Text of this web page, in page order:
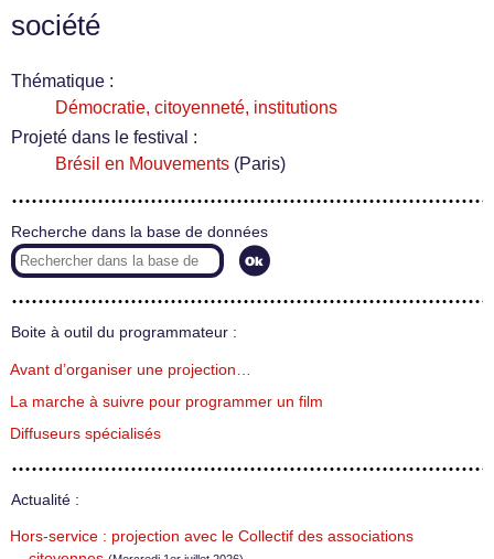
société
Thématique :
Démocratie, citoyenneté, institutions
Projeté dans le festival :
Brésil en Mouvements (Paris)
Recherche dans la base de données
Boite à outil du programmateur :
Avant d’organiser une projection…
La marche à suivre pour programmer un film
Diffuseurs spécialisés
Actualité :
Hors-service : projection avec le Collectif des associations